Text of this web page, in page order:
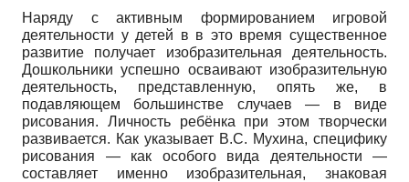
Наряду с активным формированием игровой
деятельности у детей в в это время существенное
развитие получает изобразительная деятельность.
Дошкольники успешно осваивают изобразительную
деятельность, представленную, опять же, в
подавляющем большинстве случаев — в виде
рисования. Личность ребёнка при этом творчески
развивается. Как указывает В.С. Мухина, специфику
рисования — как особого вида деятельности —
составляет именно изобразительная, знаковая